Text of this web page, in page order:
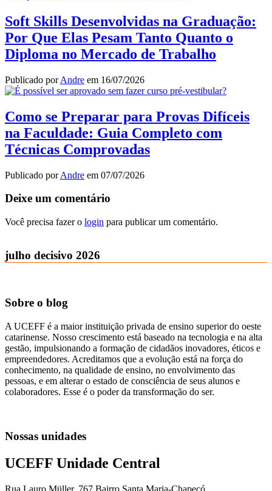
Soft Skills Desenvolvidas na Graduação:
Por Que Elas Pesam Tanto Quanto o
Diploma no Mercado de Trabalho
Publicado porAndre em 16/07/2026
Como se Preparar para Provas Difíceis
na Faculdade: Guia Completo com
Técnicas Comprovadas
Publicado porAndre em 07/07/2026
Deixe um comentário
Você precisa fazer o login para publicar um comentário.
julho decisivo 2026
Sobre o blog
A UCEFF é a maior instituição privada de ensino superior do oeste
catarinense. Nosso crescimento está baseado na tecnologia e na alta
gestão, impulsionando a formação de cidadãos inovadores, éticos e
empreendedores. Acreditamos que a evolução está na força do
conhecimento, na qualidade de ensino, no envolvimento das
pessoas, e em alterar o estado de consciência de seus alunos e
colaboradores. Esse é o poder da transformação do ser.
Nossas unidades
UCEFF Unidade Central
Rua Lauro Müller, 767 Bairro Santa Maria-Chapecó